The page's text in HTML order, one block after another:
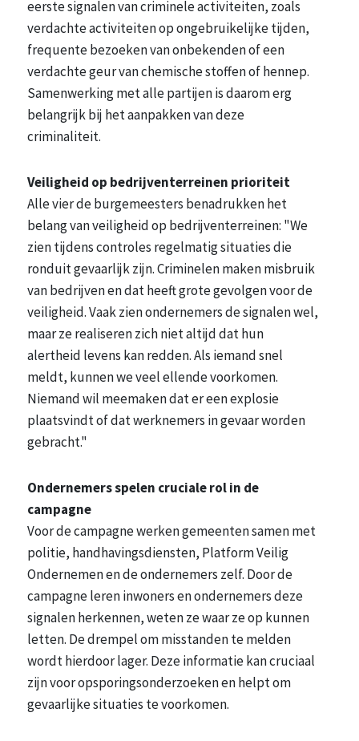
eerste signalen van criminele activiteiten, zoals
verdachte activiteiten op ongebruikelijke tijden,
frequente bezoeken van onbekenden of een
verdachte geur van chemische stoffen of hennep.
Samenwerking met alle partijen is daarom erg
belangrijk bij het aanpakken van deze
criminaliteit.
Veiligheid op bedrijventerreinen prioriteit
Alle vier de burgemeesters benadrukken het
belang van veiligheid op bedrijventerreinen: "We
zien tijdens controles regelmatig situaties die
ronduit gevaarlijk zijn. Criminelen maken misbruik
van bedrijven en dat heeft grote gevolgen voor de
veiligheid. Vaak zien ondernemers de signalen wel,
maar ze realiseren zich niet altijd dat hun
alertheid levens kan redden. Als iemand snel
meldt, kunnen we veel ellende voorkomen.
Niemand wil meemaken dat er een explosie
plaatsvindt of dat werknemers in gevaar worden
gebracht."
Ondernemers spelen cruciale rol in de
campagne
Voor de campagne werken gemeenten samen met
politie, handhavingsdiensten, Platform Veilig
Ondernemen en de ondernemers zelf. Door de
campagne leren inwoners en ondernemers deze
signalen herkennen, weten ze waar ze op kunnen
letten. De drempel om misstanden te melden
wordt hierdoor lager. Deze informatie kan cruciaal
zijn voor opsporingsonderzoeken en helpt om
gevaarlijke situaties te voorkomen.